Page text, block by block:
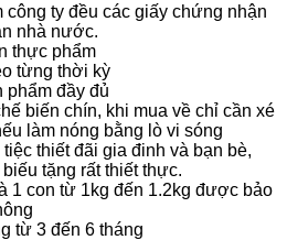
ty đều các giấy chứng nhận
nhà nước.
thực phẩm
từng thời kỳ
phẩm đầy đủ
biến chín, khi mua về chỉ cần xé
làm nóng bằng lò vi sóng
thiết đãi gia đinh và bạn bè,
tặng rất thiết thực.
1 con từ 1kg đến 1.2kg được bảo
từ 3 đến 6 tháng